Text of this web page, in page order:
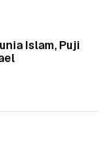
Islam, Puji